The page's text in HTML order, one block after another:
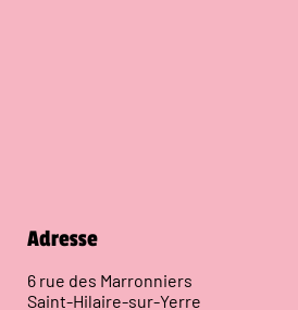
Adresse
6 rue des Marronniers
Saint-Hilaire-sur-Yerre